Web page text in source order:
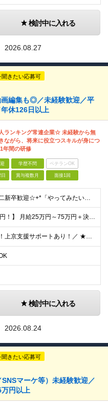
検討中に入れる
2026.08.27
聞きたい応募可
編集も◎／未経験歓迎／平
休126日以上
ランキング常連企業☆ 未経験から無
ながら、将来に役立つスキルが身につ
年間の研修
学歴不問 ベテランOK
賞与複数月 面接1回
*+☆未経験・第⼆新卒歓迎☆+*「やってみたい」で挑戦OK◎ ⼿に職をつけて憧れのWeb業界へ♪ 「 スキルに自信がない・・・ 」 「 デザイナーやエンジニアは興味あるけどよくわからない・・・ 」
【平均月収45万円！】 月給25万円～75万円＋決算賞与＋インセンティブ 【研修期間中】 ⽉給22.1万円〜30万円＋インセンティブ ＼年収400万円UPの事例も多数！／ 【デビュー1年目】 ⽉給
＼転勤一切なし！上京支援サポートあり！／ ★リモートワークも可！／希望を考慮★ 全国、⼀都三県、関東、中部、関⻄、中国、九州など多数 【本社】東京都新宿区新宿1-19-10 サンモールクレスト5F
検討中に入れる
2026.08.24
聞きたい応募可
マーケ等）未経験歓迎／
円以上